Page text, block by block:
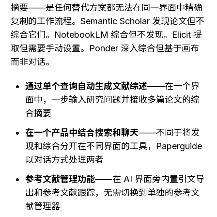
摘要——是任何替代方案都无法在同一界面中精确
复制的工作流程。Semantic Scholar 发现论文但不
综合它们。NotebookLM 综合但不发现。Elicit 提
取但需要手动设置。Ponder 深入综合但基于画布
而非对话。
通过单个查询自动生成文献综述——在一个界
面中，一步输入研究问题并接收多篇论文的综
合摘要
在一个产品中结合搜索和聊天——不同于将发
现和综合分开在不同界面的工具，Paperguide
以对话方式处理两者
参考文献管理功能——在 AI 界面旁内置引文导
出和参考文献跟踪，无需切换到单独的参考文
献管理器